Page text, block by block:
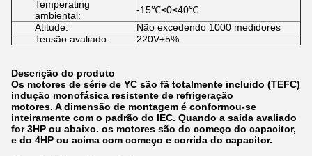
Temperating
ambiental:
-15℃≤0≤40℃
Atitude:
Não excedendo 1000 medidores
Tensão avaliado:
220V±5%
Descrição do produto
Os motores de série de YC são fã totalmente incluido (TEFC)
indução monofásica resistente de refrigeração
motores. A dimensão de montagem é conformou-se
inteiramente com o padrão do IEC. Quando a saída avaliado
for 3HP ou abaixo. os motores são do começo do capacitor,
e do 4HP ou acima com começo e corrida do capacitor.